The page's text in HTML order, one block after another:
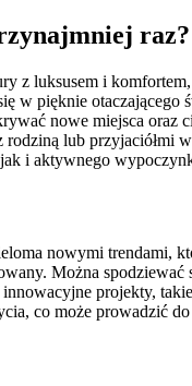
raz?
z luksusem i
w pięknie
nowe miejsca
lub
i aktywnego
nowymi
Można
projekty,
co może prowadzić